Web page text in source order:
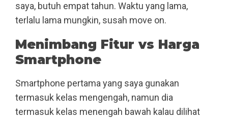
saya, butuh empat tahun. Waktu yang lama,
terlalu lama mungkin, susah move on.
Menimbang Fitur vs Harga
Smartphone
Smartphone pertama yang saya gunakan
termasuk kelas mengengah, namun dia
termasuk kelas menengah bawah kalau dilihat